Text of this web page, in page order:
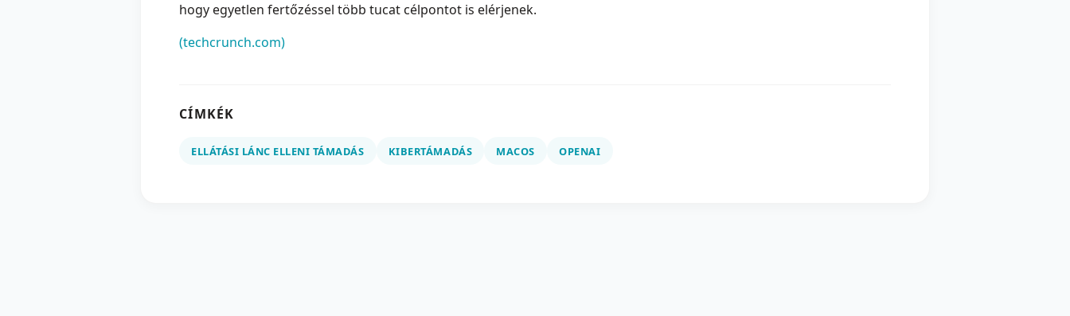
hogy egyetlen fertőzéssel több tucat célpontot is elérjenek.
(techcrunch.com)
CÍMKÉK
ELLÁTÁSI LÁNC ELLENI TÁMADÁS KIBERTÁMADÁS MACOS OPENAI